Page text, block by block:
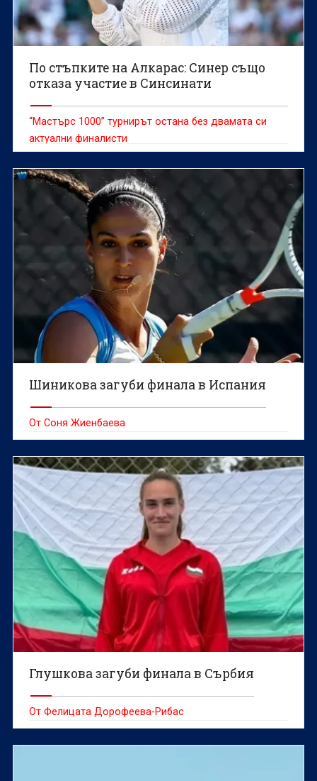
По стъпките на Алкарас: Синер също
отказа участие в Синсинати
“Мастърс 1000” турнирът остана без двамата си
актуални финалисти
Шиникова загуби финала в Испания
От Соня Жиенбаева
Глушкова загуби финала в Сърбия
От Фелицата Дорофеева-Рибас